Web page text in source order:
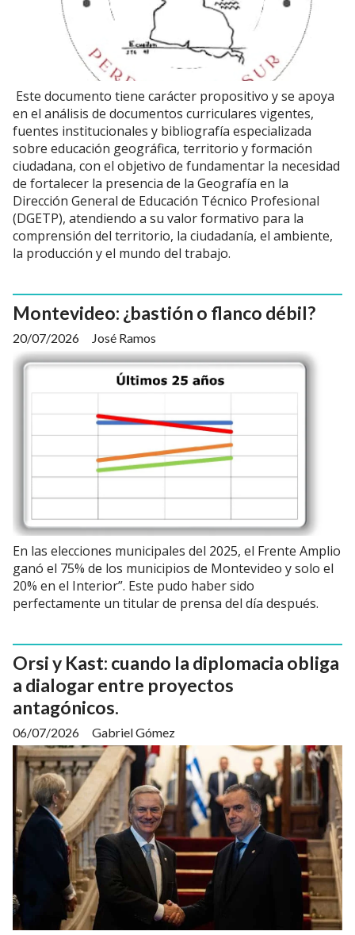
Este documento tiene carácter propositivo y se apoya
en el análisis de documentos curriculares vigentes,
fuentes institucionales y bibliografía especializada
sobre educación geográfica, territorio y formación
ciudadana, con el objetivo de fundamentar la necesidad
de fortalecer la presencia de la Geografía en la
Dirección General de Educación Técnico Profesional
(DGETP), atendiendo a su valor formativo para la
comprensión del territorio, la ciudadanía, el ambiente,
la producción y el mundo del trabajo.
Montevideo: ¿bastión o flanco débil?
José Ramos
20/07/2026
En las elecciones municipales del 2025, el Frente Amplio
ganó el 75% de los municipios de Montevideo y solo el
20% en el Interior”. Este pudo haber sido
perfectamente un titular de prensa del día después.
Orsi y Kast: cuando la diplomacia obliga
a dialogar entre proyectos
antagónicos.
Gabriel Gómez
06/07/2026